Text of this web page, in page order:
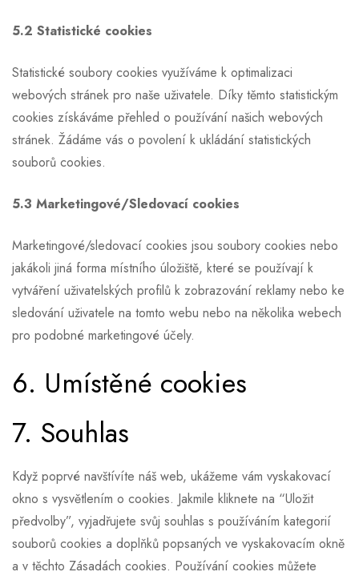
5.2 Statistické cookies
Statistické soubory cookies využíváme k optimalizaci
webových stránek pro naše uživatele. Díky těmto statistickým
cookies získáváme přehled o používání našich webových
stránek. Žádáme vás o povolení k ukládání statistických
souborů cookies.
5.3 Marketingové/Sledovací cookies
Marketingové/sledovací cookies jsou soubory cookies nebo
jakákoli jiná forma místního úložiště, které se používají k
vytváření uživatelských profilů k zobrazování reklamy nebo ke
sledování uživatele na tomto webu nebo na několika webech
pro podobné marketingové účely.
6. Umístěné cookies
7. Souhlas
Když poprvé navštívíte náš web, ukážeme vám vyskakovací
okno s vysvětlením o cookies. Jakmile kliknete na “Uložit
předvolby”, vyjadřujete svůj souhlas s používáním kategorií
souborů cookies a doplňků popsaných ve vyskakovacím okně
a v těchto Zásadách cookies. Používání cookies můžete